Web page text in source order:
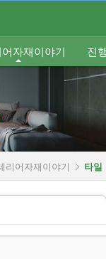
자재이야기 진
바닥재 벽지
견적
리어자재이야기 타일